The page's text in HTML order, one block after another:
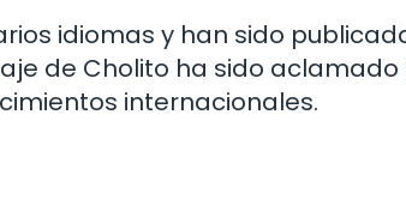
idiomas y han sido
de Cholito ha sido aclamado
internacionales.